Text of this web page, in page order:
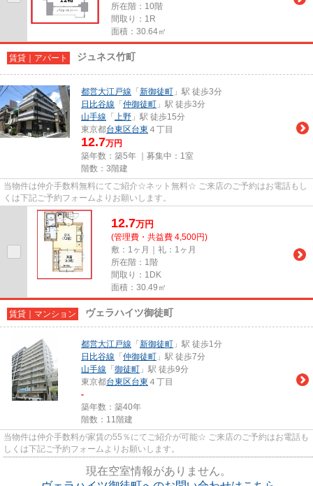
所在階：10階
間取り：1R
面積：30.64㎡
賃貸｜アパート ジュネス竹町
都営大江戸線 「 新御徒町 」駅 徒歩3分
日比谷線 「 仲御徒町 」駅 徒歩3分
山手線 「 上野 」駅 徒歩15分
東京都台東区台東 ４丁目
12.7万円
築年数：築5年 ｜募集中： 1室
階数：3階建
当物件は仲介手数料無料にてご紹介☆ネット無料☆ ご来店のご予約はお電話もし
くは下記ご予約フォームよりお願いします。
12.7万円
(管理費・共益費 4,500円)
敷：1ヶ月｜礼：1ヶ月
所在階：1階
間取り：1DK
面積：30.49㎡
賃貸｜マンション ヴェラハイツ御徒町
都営大江戸線 「 新御徒町 」駅 徒歩1分
日比谷線 「 仲御徒町 」駅 徒歩7分
山手線 「 御徒町 」駅 徒歩9分
東京都台東区台東 ４丁目
-
築年数：築40年
階数：11階建
当物件は仲介手数料が家賃の55％にてご紹介が可能☆ ご来店のご予約はお電話も
しくは下記ご予約フォームよりお願いします。
現在空室情報がありません。